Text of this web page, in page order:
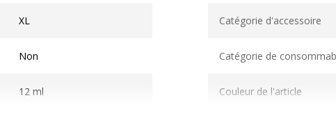
XL
Non
12 ml
Catégorie d'accessoire
Catégorie de
Couleur de l'article